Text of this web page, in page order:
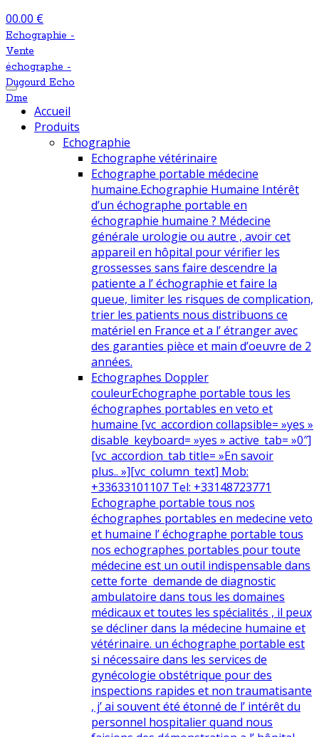
00.00 €
Echographie -
Vente
échographe -
Dugourd Echo
Dme
Accueil
Produits
Echographie
Echographe vétérinaire
Echographe portable médecine
humaine.Echographie Humaine Intérêt
d’un échographe portable en
échographie humaine ? Médecine
générale urologie ou autre , avoir cet
appareil en hôpital pour vérifier les
grossesses sans faire descendre la
patiente a l’ échographie et faire la
queue, limiter les risques de complication,
trier les patients nous distribuons ce
matériel en France et a l’ étranger avec
des garanties pièce et main d’oeuvre de 2
années.
Echographes Doppler
couleurEchographe portable tous les
échographes portables en veto et
humaine [vc_accordion collapsible= »yes »
disable_keyboard= »yes » active_tab= »0″]
[vc_accordion_tab title= »En savoir
plus.. »][vc_column_text] Mob:
+33633101107 Tel: +33148723771
Echographe portable tous nos
échographes portables en medecine veto
et humaine l’ échographe portable tous
nos echographes portables pour toute
médecine est un outil indispensable dans
cette forte demande de diagnostic
ambulatoire dans tous les domaines
médicaux et toutes les spécialités , il peux
se décliner dans la médecine humaine et
vétérinaire. un échographe portable est
si nécessaire dans les services de
gynécologie obstétrique pour des
inspections rapides et non traumatisante
, j’ ai souvent été étonné de l’ intérêt du
personnel hospitalier quand nous